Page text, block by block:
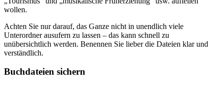
wollen.
Achten Sie nur darauf, das Ganze nicht in unendlich viele
Unterordner ausufern zu lassen – das kann schnell zu
unübersichtlich werden. Benennen Sie lieber die Dateien klar und
verständlich.
Buchdateien sichern